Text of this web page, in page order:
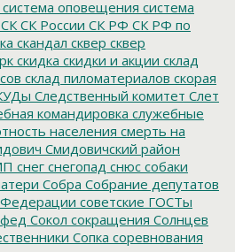
система оповещения система
СК СК России СК РФ СК РФ по
скандал сквер сквер
скидка скидки и акции склад
склад пиломатериалов скорая
Следственный комитет Слет
командировка служебные
населения смерть на
Смидовичский район
снег снегопад снюс собаки
Собра Собрание депутатов
советские ГОСТы
Сокол сокращения Солнцев
Сопка соревнования